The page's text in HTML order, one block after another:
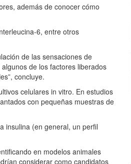
además de conocer cómo
6, entre otros
de las sensaciones de
de los factores liberados
concluye.
celulares in vitro. En estudios
con pequeñas muestras de
insulina (en general, un perfil
en modelos animales
considerar como candidatos